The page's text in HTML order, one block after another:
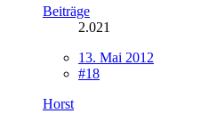
Beiträge
2.021
13. Mai 2012
#18
Horst